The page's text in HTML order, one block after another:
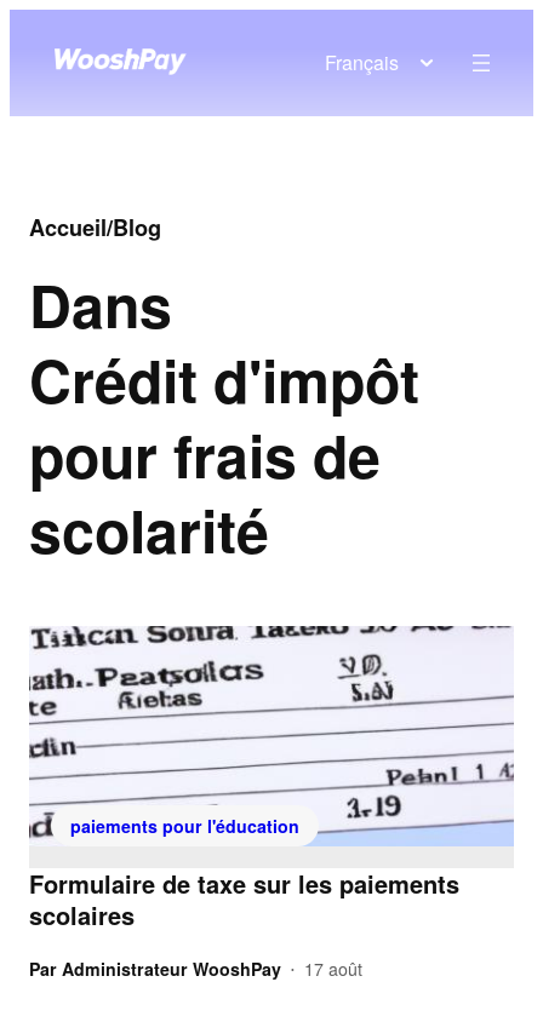
Français
Accueil/Blog
Dans
Crédit d'impôt
pour frais de
scolarité
paiements pour l'éducation
Formulaire de taxe sur les paiements
scolaires
Par Administrateur WooshPay • 17 août